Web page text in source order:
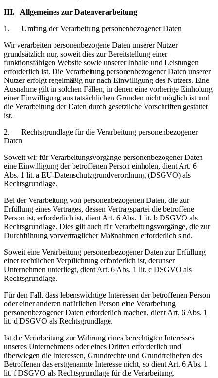
III. Allgemeines zur Datenverarbeitung
1. Umfang der Verarbeitung personenbezogener Daten
Wir verarbeiten personenbezogene Daten unserer Nutzer
grundsätzlich nur, soweit dies zur Bereitstellung einer
funktionsfähigen Website sowie unserer Inhalte und Leistungen
erforderlich ist. Die Verarbeitung personenbezogener Daten unserer
Nutzer erfolgt regelmäßig nur nach Einwilligung des Nutzers. Eine
Ausnahme gilt in solchen Fällen, in denen eine vorherige Einholung
einer Einwilligung aus tatsächlichen Gründen nicht möglich ist und
die Verarbeitung der Daten durch gesetzliche Vorschriften gestattet
ist.
2. Rechtsgrundlage für die Verarbeitung personenbezogener
Daten
Soweit wir für Verarbeitungsvorgänge personenbezogener Daten
eine Einwilligung der betroffenen Person einholen, dient Art. 6
Abs. 1 lit. a EU-Datenschutzgrundverordnung (DSGVO) als
Rechtsgrundlage.
Bei der Verarbeitung von personenbezogenen Daten, die zur
Erfüllung eines Vertrages, dessen Vertragspartei die betroffene
Person ist, erforderlich ist, dient Art. 6 Abs. 1 lit. b DSGVO als
Rechtsgrundlage. Dies gilt auch für Verarbeitungsvorgänge, die zur
Durchführung vorvertraglicher Maßnahmen erforderlich sind.
Soweit eine Verarbeitung personenbezogener Daten zur Erfüllung
einer rechtlichen Verpflichtung erforderlich ist, derunser
Unternehmen unterliegt, dient Art. 6 Abs. 1 lit. c DSGVO als
Rechtsgrundlage.
Für den Fall, dass lebenswichtige Interessen der betroffenen Person
oder einer anderen natürlichen Person eine Verarbeitung
personenbezogener Daten erforderlich machen, dient Art. 6 Abs. 1
lit. d DSGVO als Rechtsgrundlage.
Ist die Verarbeitung zur Wahrung eines berechtigten Interesses
unseres Unternehmens oder eines Dritten erforderlich und
überwiegen die Interessen, Grundrechte und Grundfreiheiten des
Betroffenen das erstgenannte Interesse nicht, so dient Art. 6 Abs. 1
lit. f DSGVO als Rechtsgrundlage für die Verarbeitung.